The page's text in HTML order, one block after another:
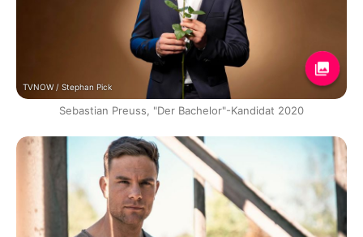
TVNOW / Stephan Pick
Sebastian Preuss, "Der Bachelor"-Kandidat 2020